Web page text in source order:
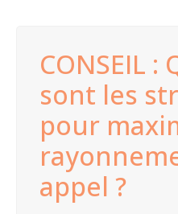
CONSEIL :
sont les
pour
appel ?